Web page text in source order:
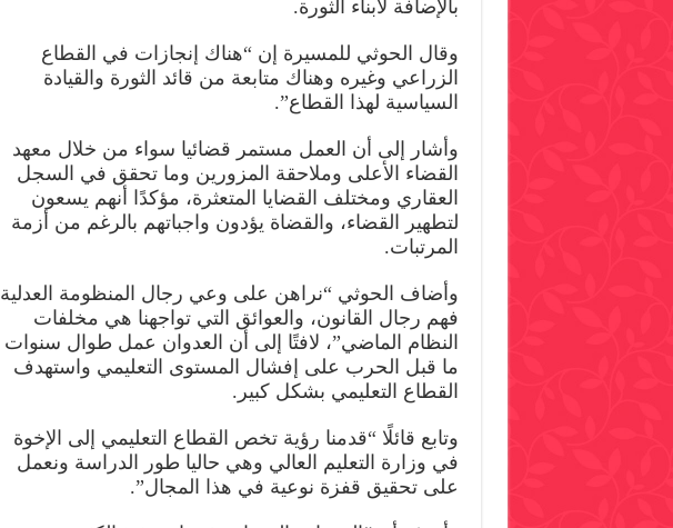
بالإضافة لأبناء الثورة.
وقال الحوثي للمسيرة إن “هناك إنجازات في القطاع
الزراعي وغيره وهناك متابعة من قائد الثورة والقيادة
السياسية لهذا القطاع”.
وأشار إلى أن العمل مستمر قضائيا سواء من خلال معهد
القضاء الأعلى وملاحقة المزورين وما تحقق في السجل
العقاري ومختلف القضايا المتعثرة، مؤكدًا أنهم يسعون
لتطهير القضاء، والقضاة يؤدون واجباتهم بالرغم من أزمة
المرتبات.
وأضاف الحوثي “نراهن على وعي رجال المنظومة العدلية
فهم رجال القانون، والعوائق التي تواجهنا هي مخلفات
النظام الماضي”، لافتًا إلى أن العدوان عمل طوال سنوات
ما قبل الحرب على إفشال المستوى التعليمي واستهدف
القطاع التعليمي بشكل كبير.
وتابع قائلًا “قدمنا رؤية تخص القطاع التعليمي إلى الإخوة
في وزارة التعليم العالي وهي حاليا طور الدراسة ونعمل
على تحقيق قفزة نوعية في هذا المجال”.